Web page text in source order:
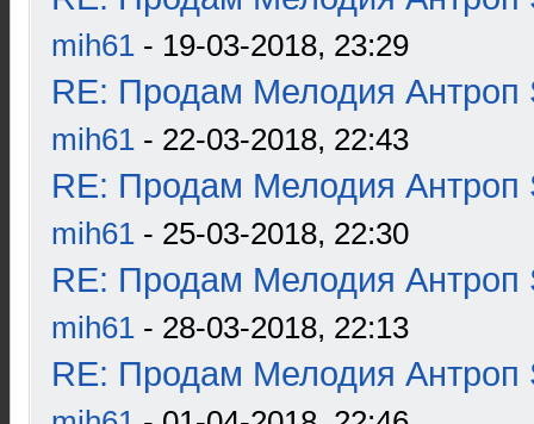
mih61 - 19-03-2018, 23:29
RE: Продам Мелодия Антроп
mih61 - 22-03-2018, 22:43
RE: Продам Мелодия Антроп
mih61 - 25-03-2018, 22:30
RE: Продам Мелодия Антроп
mih61 - 28-03-2018, 22:13
RE: Продам Мелодия Антроп